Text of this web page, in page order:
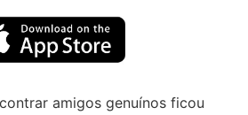
amigos genuínos ficou